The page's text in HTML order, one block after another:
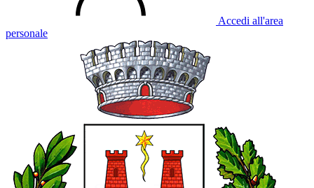
Accedi all'area
personale